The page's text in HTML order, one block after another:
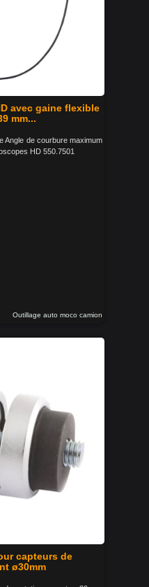
avec gaine flexible
mm...
Angle de courbure maximum
HD 550.7501
Outillage auto moco camion
capteurs de
ø30mm